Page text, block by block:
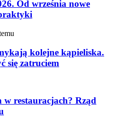
Od września nowe
kolejne kąpieliska.
się zatruciem
restauracjach? Rząd